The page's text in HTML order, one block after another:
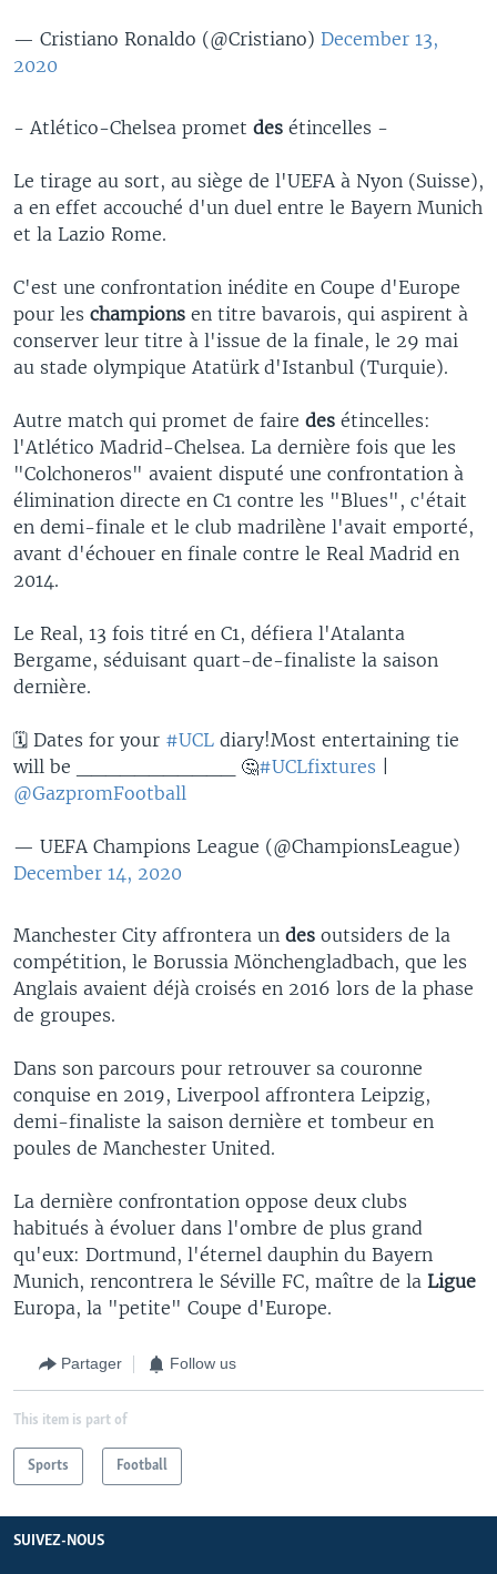
— Cristiano Ronaldo (@Cristiano) December 13,
2020
- Atlético-Chelsea promet des étincelles -
Le tirage au sort, au siège de l'UEFA à Nyon (Suisse),
a en effet accouché d'un duel entre le Bayern Munich
et la Lazio Rome.
C'est une confrontation inédite en Coupe d'Europe
pour les champions en titre bavarois, qui aspirent à
conserver leur titre à l'issue de la finale, le 29 mai
au stade olympique Atatürk d'Istanbul (Turquie).
Autre match qui promet de faire des étincelles:
l'Atlético Madrid-Chelsea. La dernière fois que les
"Colchoneros" avaient disputé une confrontation à
élimination directe en C1 contre les "Blues", c'était
en demi-finale et le club madrilène l'avait emporté,
avant d'échouer en finale contre le Real Madrid en
2014.
Le Real, 13 fois titré en C1, défiera l'Atalanta
Bergame, séduisant quart-de-finaliste la saison
dernière.
🗓 Dates for your #UCL diary!Most entertaining tie
will be ___________ 🤔#UCLfixtures
@GazpromFootball
— UEFA Champions League (@ChampionsLeague)
December 14, 2020
Manchester City affrontera un des outsiders de la
compétition, le Borussia Mönchengladbach, que les
Anglais avaient déjà croisés en 2016 lors de la phase
de groupes.
Dans son parcours pour retrouver sa couronne
conquise en 2019, Liverpool affrontera Leipzig,
demi-finaliste la saison dernière et tombeur en
poules de Manchester United.
La dernière confrontation oppose deux clubs
habitués à évoluer dans l'ombre de plus grand
qu'eux: Dortmund, l'éternel dauphin du Bayern
Munich, rencontrera le Séville FC, maître de la Ligue
Europa, la "petite" Coupe d'Europe.
Partager Follow us
This item is part of
Sports Football
SUIVEZ-NOUS